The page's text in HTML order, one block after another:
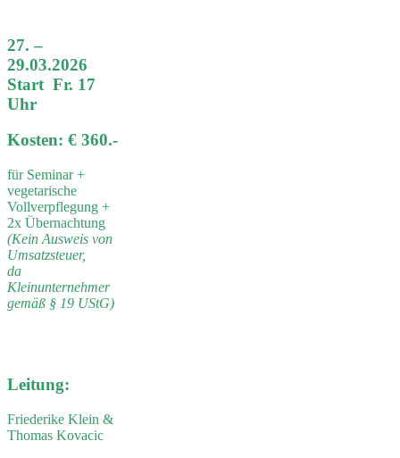
27. –
29.03.2026
Start Fr. 17
Uhr
Kosten: € 360.-
für Seminar +
vegetarische
Vollverpflegung +
2x Übernachtung
(Kein Ausweis von
Umsatzsteuer,
da
Kleinunternehmer
gemäß § 19 UStG)
Leitung:
Friederike Klein &
Thomas Kovacic